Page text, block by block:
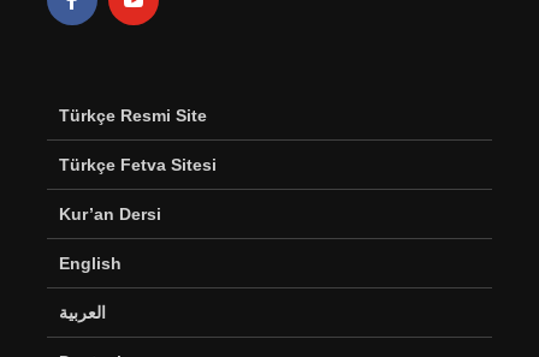
Türkçe Resmi Site
Türkçe Fetva Sitesi
Kur’an Dersi
English
العربية